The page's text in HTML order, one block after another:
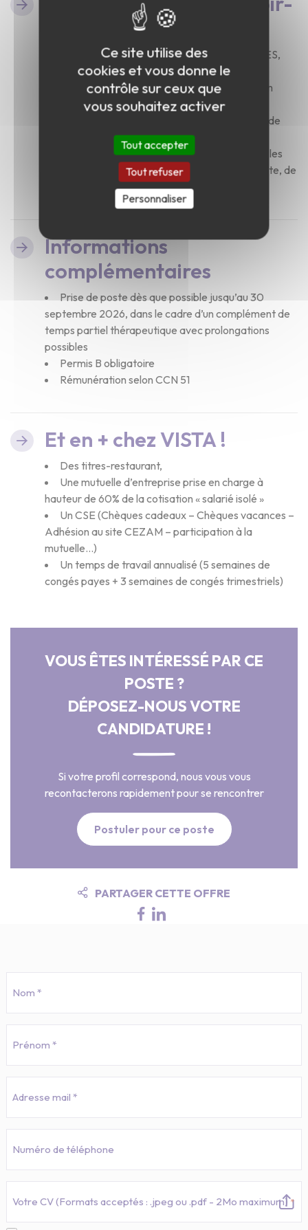
Titulaire d’un diplôme du travail social (ASS, ES,
Expérience professionnelle de 2 ans minimum
Aptitude à travailler en équipe
La connaissance de ce public et de la demande
d’asile est un atout
L’intérêt pour les contextes géopolitiques et les
questions autour de l’exil, de la torture, de la traite, de
la violence politique, des conflits, etc.
Informations
complémentaires
Prise de poste dès que possible jusqu’au 30
septembre 2026, dans le cadre d’un complément de
temps partiel thérapeutique avec prolongations
possibles
Permis B obligatoire
Rémunération selon CCN 51
Et en + chez VISTA !
Des titres-restaurant,
Une mutuelle d’entreprise prise en charge à
hauteur de 60% de la cotisation « salarié isolé »
Un CSE (Chèques cadeaux – Chèques vacances –
Adhésion au site CEZAM – participation à la
mutuelle…)
Un temps de travail annualisé (5 semaines de
congés payes + 3 semaines de congés trimestriels)
VOUS ÊTES INTÉRESSÉ PAR CE
POSTE ?
DÉPOSEZ-NOUS VOTRE
CANDIDATURE !
Si votre profil correspond, nous vous vous
recontacterons rapidement pour se rencontrer
Postuler pour ce poste
PARTAGER CETTE OFFRE
mail
*
Votre CV (Formats acceptés : .jpeg ou .pdf - 2Mo maximum) *
Ce site utilise des
cookies et vous donne le
contrôle sur ceux que
vous souhaitez activer
Tout accepter
Tout refuser
Personnaliser